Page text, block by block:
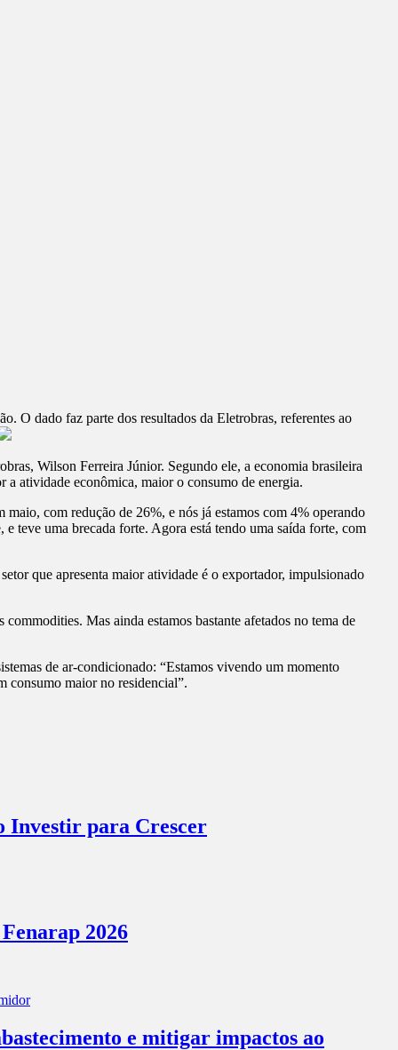
O dado faz parte dos resultados da Eletrobras, referentes ao
Wilson Ferreira Júnior. Segundo ele, a economia brasileira
a atividade econômica, maior o consumo de energia.
com redução de 26%, e nós já estamos com 4% operando
teve uma brecada forte. Agora está tendo uma saída forte, com
que apresenta maior atividade é o exportador, impulsionado
Mas ainda estamos bastante afetados no tema de
de ar-condicionado: “Estamos vivendo um momento
consumo maior no residencial”.
Investir para Crescer
2026
e mitigar impactos ao